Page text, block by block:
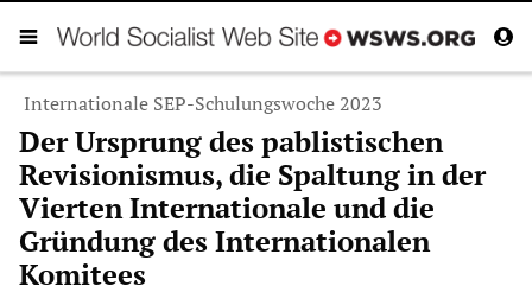
Internationale SEP-Schulungswoche 2023
Der Ursprung des pablistischen
Revisionismus, die Spaltung in der
Vierten Internationale und die
Gründung des Internationalen
Komitees